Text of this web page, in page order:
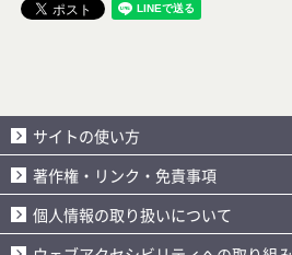
サイトの使い方
著作権・リンク・免責事項
個人情報の取り扱いについて